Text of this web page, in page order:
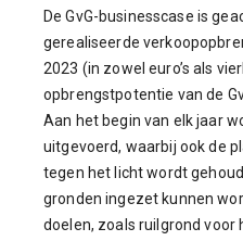
De GvG-businesscase is
gerealiseerde
2023 (in zowel euro’s als
opbrengstpotentie van de
Aan het begin van elk jaar
uitgevoerd, waarbij ook de
tegen het licht wordt
gronden ingezet kunnen
doelen, zoals ruilgrond voor